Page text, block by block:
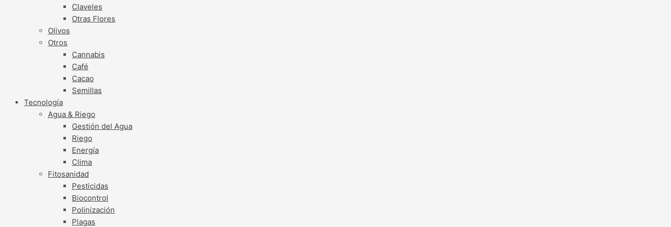
Claveles
Otras Flores
Olivos
Otros
Cannabis
Café
Cacao
Semillas
Tecnología
Agua & Riego
Gestión del Agua
Riego
Energía
Clima
Fitosanidad
Pesticidas
Biocontrol
Polinización
Plagas